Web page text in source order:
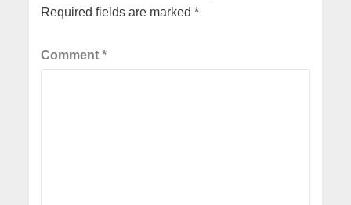
Required fields are marked*
Comment*